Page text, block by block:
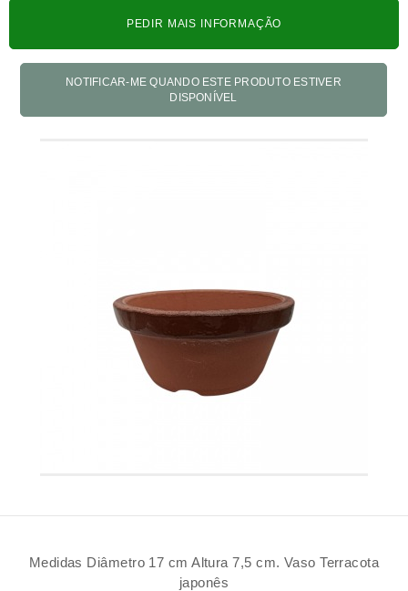
PEDIR MAIS INFORMAÇÃO
Medidas Diâmetro 17 cm Altura 7,5 cm. Vaso Terracota
japonês